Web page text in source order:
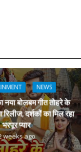
NEWS
नया बोलबम गीत तोहरे के
दर्शकों का मिल रहा
भरपूर प्यार
weeks ago